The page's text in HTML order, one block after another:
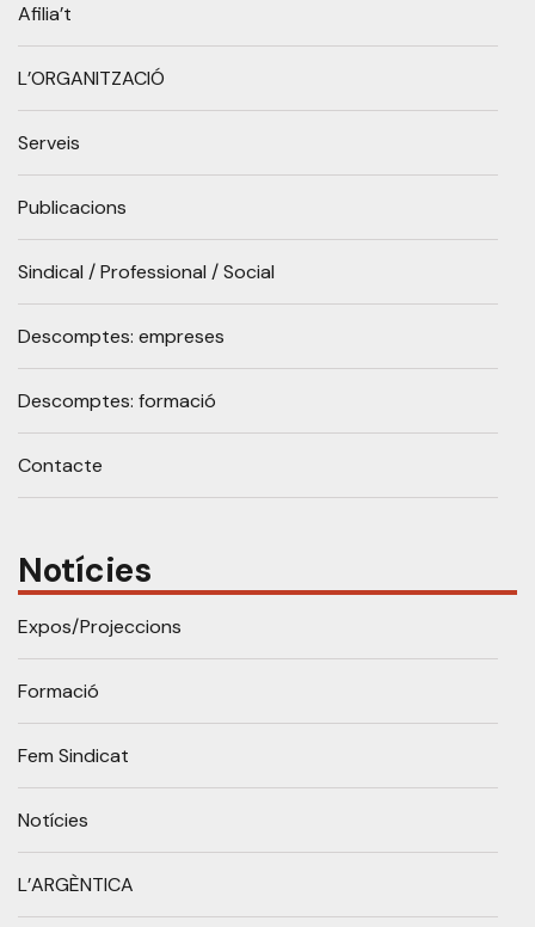
Afilia’t
L’ORGANITZACIÓ
Serveis
Publicacions
Sindical / Professional / Social
Descomptes: empreses
Descomptes: formació
Contacte
Notícies
Expos/Projeccions
Formació
Fem Sindicat
Notícies
L’ARGÈNTICA